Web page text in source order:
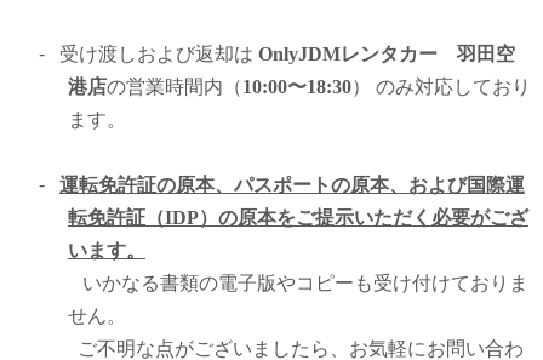
- 受け渡しおよび返却は OnlyJDMレンタカー 羽田空
港店の営業時間内（10:00〜18:30） のみ対応しており
ます。
-
運転免許証の原本、パスポートの原本、および国際運
転免許証（IDP）の原本をご提示いただく必要がござ
います。
いかなる書類の電子版やコピーも受け付けておりま
せん。
ご不明な点がございましたら、お気軽にお問い合わ